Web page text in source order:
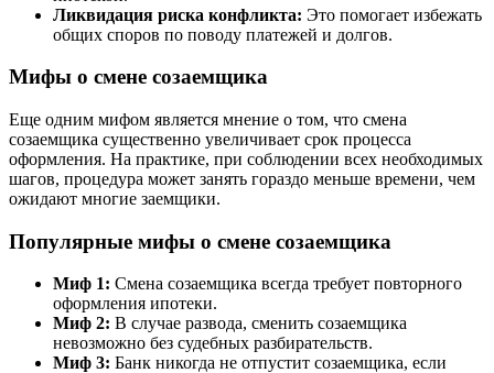
Ликвидация риска конфликта: Это помогает избежать
общих споров по поводу платежей и долгов.
Мифы о смене созаемщика
Еще одним мифом является мнение о том, что смена
созаемщика существенно увеличивает срок процесса
оформления. На практике, при соблюдении всех необходимых
шагов, процедура может занять гораздо меньше времени, чем
ожидают многие заемщики.
Популярные мифы о смене созаемщика
Миф 1: Смена созаемщика всегда требует повторного
оформления ипотеки.
Миф 2: В случае развода, сменить созаемщика
невозможно без судебных разбирательств.
Миф 3: Банк никогда не отпустит созаемщика, если